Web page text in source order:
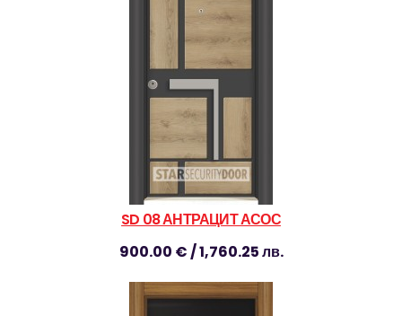
SD 08 АНТРАЦИТ АСОС
900.00 € / 1,760.25 лв.